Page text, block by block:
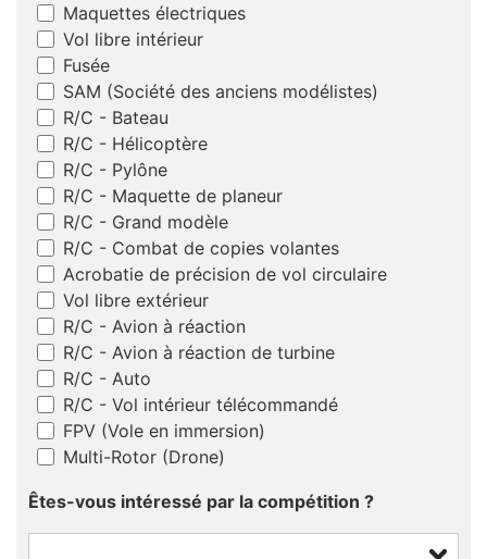
Maquettes électriques
Vol libre intérieur
Fusée
SAM (Société des anciens modélistes)
R/C - Bateau
R/C - Hélicoptère
R/C - Pylône
R/C - Maquette de planeur
R/C - Grand modèle
R/C - Combat de copies volantes
Acrobatie de précision de vol circulaire
Vol libre extérieur
R/C - Avion à réaction
R/C - Avion à réaction de turbine
R/C - Auto
R/C - Vol intérieur télécommandé
FPV (Vole en immersion)
Multi-Rotor (Drone)
Êtes-vous intéressé par la compétition ?